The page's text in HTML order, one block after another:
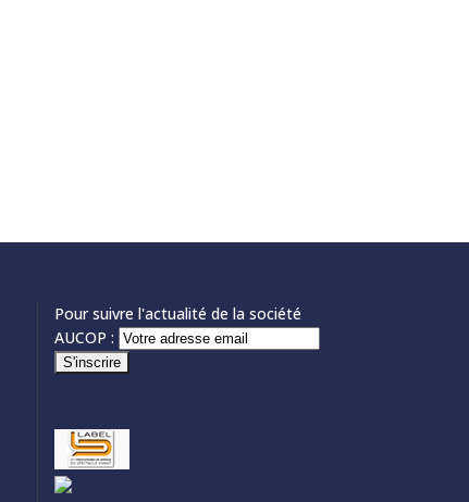
Pour suivre l'actualité de la société
AUCOP :